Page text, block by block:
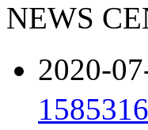
NEWS
2020-